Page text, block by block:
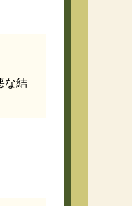
な結